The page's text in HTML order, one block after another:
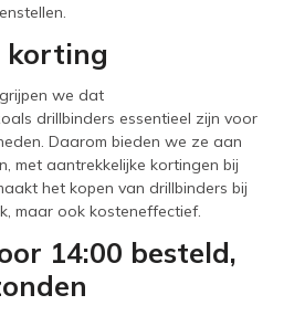
korting
we dat
drillbinders essentieel zijn voor
Daarom bieden we ze aan
met aantrekkelijke kortingen bij
het kopen van drillbinders bij
maar ook kosteneffectief.
14:00 besteld,